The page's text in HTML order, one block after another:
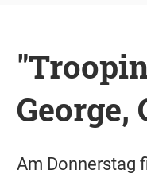
Am Donnerstag